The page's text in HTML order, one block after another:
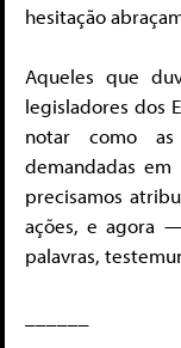
hesitação
Aqueles que
legisladores dos
notar como as
demandadas
precisamos
ações, e agora
palavras,